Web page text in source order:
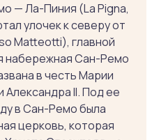
— Ла-Пиния (La Pigna,
улочек к северу от
Matteotti), главной
набережная Сан-Ремо
в честь Марии
Александра II. Под ее
в Сан-Ремо была
церковь, которая